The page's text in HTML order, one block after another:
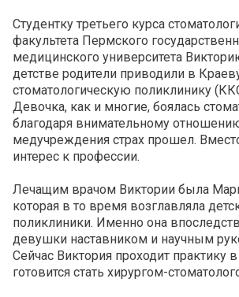
Студентку третьего курса
факультета Пермского
медицинского университета
детстве родители приводили в
стоматологическую поликлинику
Девочка, как и многие, боялась
благодаря внимательному
медучреждения страх прошел.
интерес к профессии.
Лечащим врачом Виктории была
которая в то время возглавляла
поликлиники. Именно она
девушки наставником и научным
Сейчас Виктория проходит практику
готовится стать хирургом-